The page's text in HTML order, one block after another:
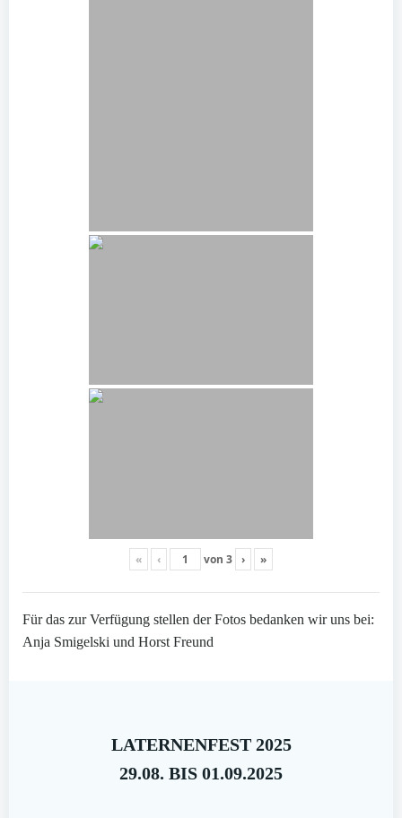
« ‹ von 3 › »
Für das zur Verfügung stellen der Fotos bedanken wir uns bei:
Anja Smigelski und Horst Freund
LATERNENFEST 2025
29.08. BIS 01.09.2025